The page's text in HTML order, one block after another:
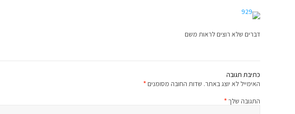
דברים שלא רוצים לראות משם
כתיבת תגובה
האימייל לא יוצג באתר. שדות החובה מסומנים*
התגובה שלך*